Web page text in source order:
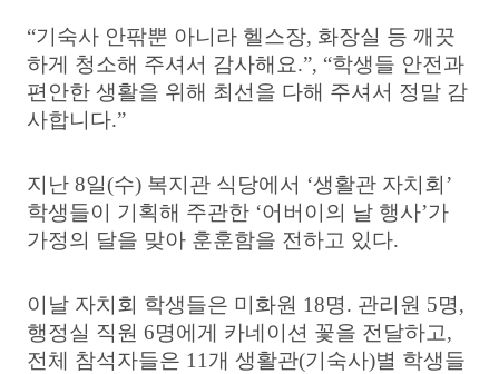
“기숙사 안팎뿐 아니라 헬스장, 화장실 등 깨끗
하게 청소해 주셔서 감사해요.”, “학생들 안전과
편안한 생활을 위해 최선을 다해 주셔서 정말 감
사합니다.”
지난 8일(수) 복지관 식당에서 ‘생활관 자치회 ’
학생들이 기획해 주관한 ‘어버이의 날 행사’가
가정의 달을 맞아 훈훈함을 전하고 있다.
이날 자치회 학생들은 미화원 18명. 관리원 5명,
행정실 직원 6명에게 카네이션 꽃을 전달하고,
전체 참석자들은 11개 생활관(기숙사)별 학생들